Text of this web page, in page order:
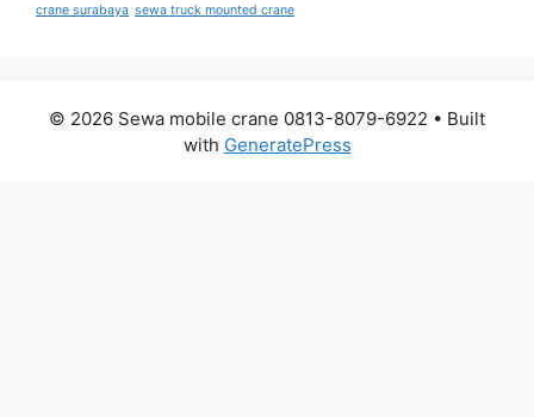
crane surabaya sewa truck mounted crane
© 2026 Sewa mobile crane 0813-8079-6922 • Built
with GeneratePress